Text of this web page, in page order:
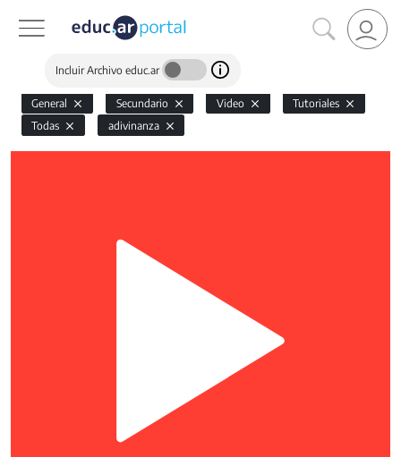
Incluir Archivo educ.ar
General Secundario Video
Tutoriales
Todas
adivinanza